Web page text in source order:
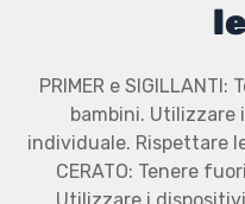
PRIMER e
bambini.
individuale. Rispettare
CERATO: Tenere